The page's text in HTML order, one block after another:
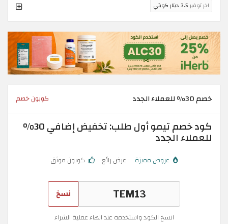
اخر توفير 3.5 دينار كويتي
خصم 30% للعملاء الجدد كوبون خصم
كود خصم تيمو أول طلب: تخفيض إضافي 30%
للعملاء الجدد
عروض مميزة عرض رائع كوبون موثق
نسخ
انسخ الكود واستخدمه عند انهاء عملية الشراء